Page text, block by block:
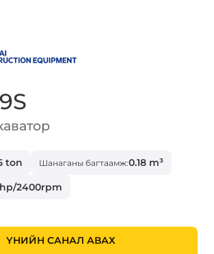
ton Шанаганы багтаамж:0.18 m³
2400rpm
ҮНИЙН САНАЛ АВАХ